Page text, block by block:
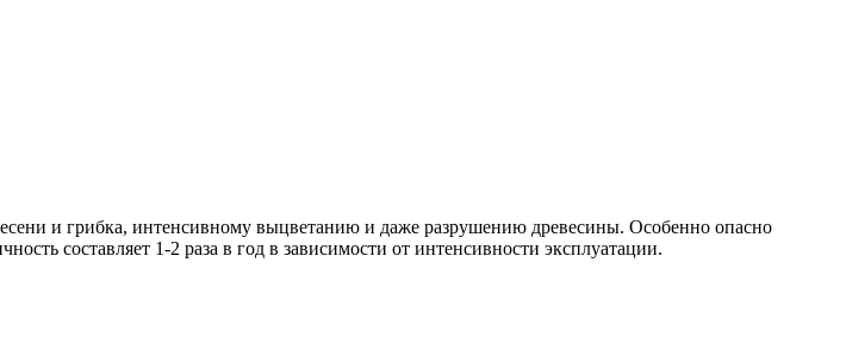
и грибка, интенсивному выцветанию и даже разрушению древесины. Особенно опасно
составляет 1-2 раза в год в зависимости от интенсивности эксплуатации.